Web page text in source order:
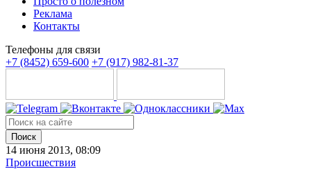
Реклама
Контакты
Телефоны для связи
+7 (8452) 659-600 +7 (917) 982-81-37
Поиск
14 июня 2013, 08:09
Происшествия